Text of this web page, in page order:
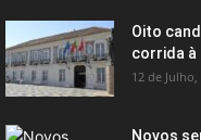
Oito
corrida à
12 de Julho,
Novos